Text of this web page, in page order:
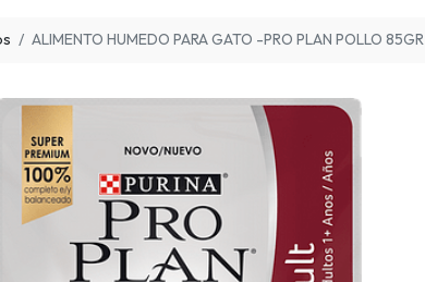
ALIMENTO HUMEDO PARA GATO -PRO PLAN POLLO 85GR